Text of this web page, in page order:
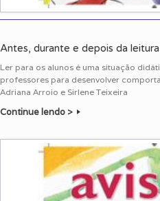
Antes, durante e depois da
Ler para os alunos é uma situação
professores para desenvolver
Adriana Arroio e Sirlene Teixeira
Continue lendo >